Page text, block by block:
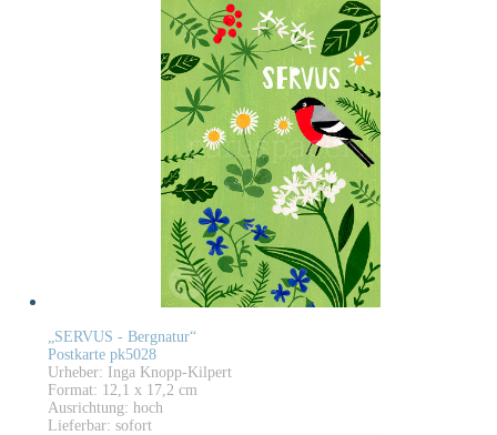
„SERVUS - Bergnatur“
Postkarte pk5028
Urheber: Inga Knopp-Kilpert
Format: 12,1 x 17,2 cm
Ausrichtung: hoch
Lieferbar: sofort